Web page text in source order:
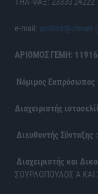
e-mail:
ΑΡΙΘΜΟΣ ΓΕΜΗ:
Νόμιμος Εκπρόσωπος
Διαχειριστής
Διευθυντής Σύνταξης :
Διαχειριστής και
ΣΟΥΡΛΟΠΟΥΛΟΣ Α ΚΑΙ